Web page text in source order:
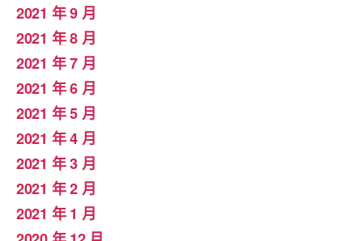
2021 年 9 月
2021 年 8 月
2021 年 7 月
2021 年 6 月
2021 年 5 月
2021 年 4 月
2021 年 3 月
2021 年 2 月
2021 年 1 月